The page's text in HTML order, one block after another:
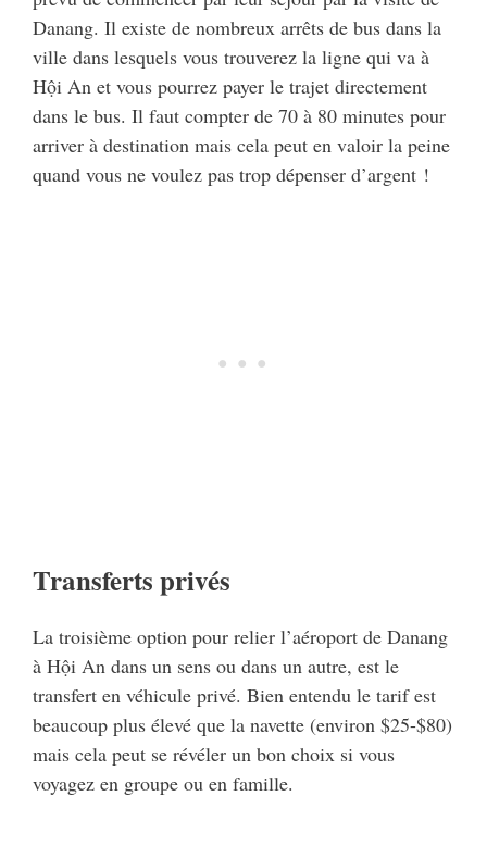
Danang. Il existe de nombreux arrêts de bus dans la
ville dans lesquels vous trouverez la ligne qui va à
Hội An et vous pourrez payer le trajet directement
dans le bus. Il faut compter de 70 à 80 minutes pour
arriver à destination mais cela peut en valoir la peine
quand vous ne voulez pas trop dépenser d’argent !
Transferts privés
La troisième option pour relier l’aéroport de Danang
à Hội An dans un sens ou dans un autre, est le
transfert en véhicule privé. Bien entendu le tarif est
beaucoup plus élevé que la navette (environ $25-$80)
mais cela peut se révéler un bon choix si vous
voyagez en groupe ou en famille.